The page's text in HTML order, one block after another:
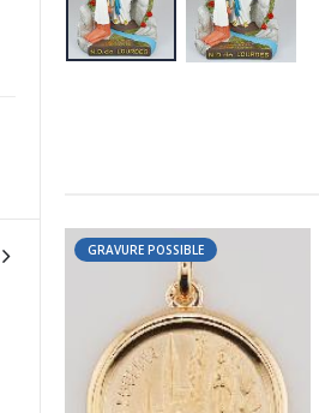
-30%
€10.00 €7.00
GRAVURE POSSIBLE